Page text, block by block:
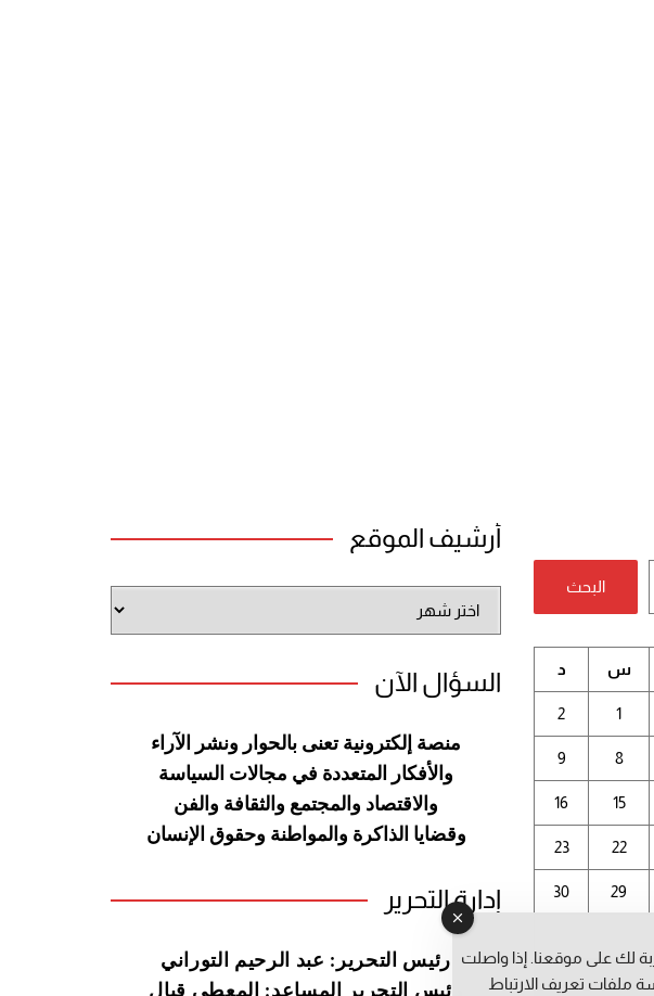
البحث
س د
1
2
8
9
15
16
22
23
29
30
أرشيف الموقع
الموقع
السؤال الآن
منصة إلكترونية تعنى بالحوار ونشر
الآراء
والأفكار المتعددة في مجالات السياسة
والاقتصاد والمجتمع والثقافة والفن
وقضايا الذاكرة والمواطنة وحقوق الإنسان
إدارة التحرير
رئيس التحرير: عبد الرحيم التوراني
رئيس التحرير المساعد: المعطي قبال
لك على موقعنا. إذا واصلت
تعريف الارتباط